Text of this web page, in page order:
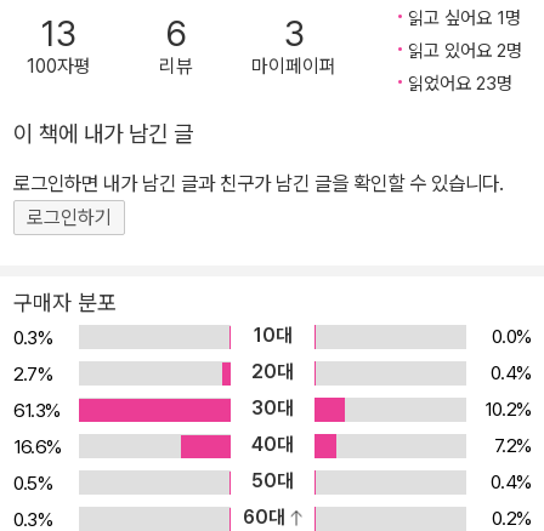
13
100자평
6
리뷰
3
마이페이퍼
읽고 싶어요 1명
읽고 있어요 2명
읽었어요 23명
이 책에 내가 남긴 글
로그인하면 내가 남긴 글과 친구가 남긴 글을 확인할 수 있습니다.
로그인하기
구매자 분포
0.3% 10대
0.0%
2.7%
20대
0.4%
61.3%
30대
10.2%
16.6%
40대
7.2%
0.5%
50대
0.4%
0.3%
60대 0.2%